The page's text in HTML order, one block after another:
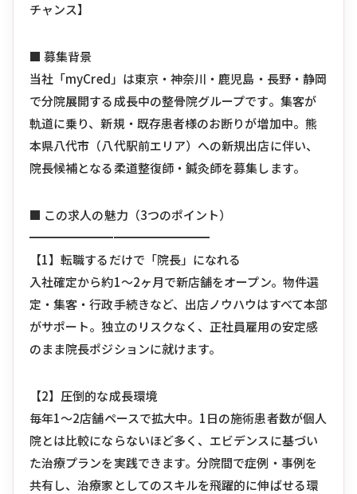
チャンス】
■ 募集背景
当社「myCred」は東京・神奈川・鹿児島・長野・静岡
で分院展開する成長中の整骨院グループです。集客が
軌道に乗り、新規・既存患者様のお断りが増加中。熊
本県八代市（八代駅前エリア）への新規出店に伴い、
院長候補となる柔道整復師・鍼灸師を募集します。
■ この求人の魅力（3つのポイント）
━━━━━━━━━━━━━━━
【1】転職するだけで「院長」になれる
入社確定から約1〜2ヶ月で新店舗をオープン。物件選
定・集客・行政手続きなど、出店ノウハウはすべて本部
がサポート。独立のリスクなく、正社員雇用の安定感
のまま院長ポジションに就けます。
【2】圧倒的な成長環境
毎年1〜2店舗ペースで拡大中。1日の施術患者数が個人
院とは比較にならないほど多く、エビデンスに基づい
た治療プランを実践できます。分院間で症例・事例を
共有し、治療家としてのスキルを飛躍的に伸ばせる環